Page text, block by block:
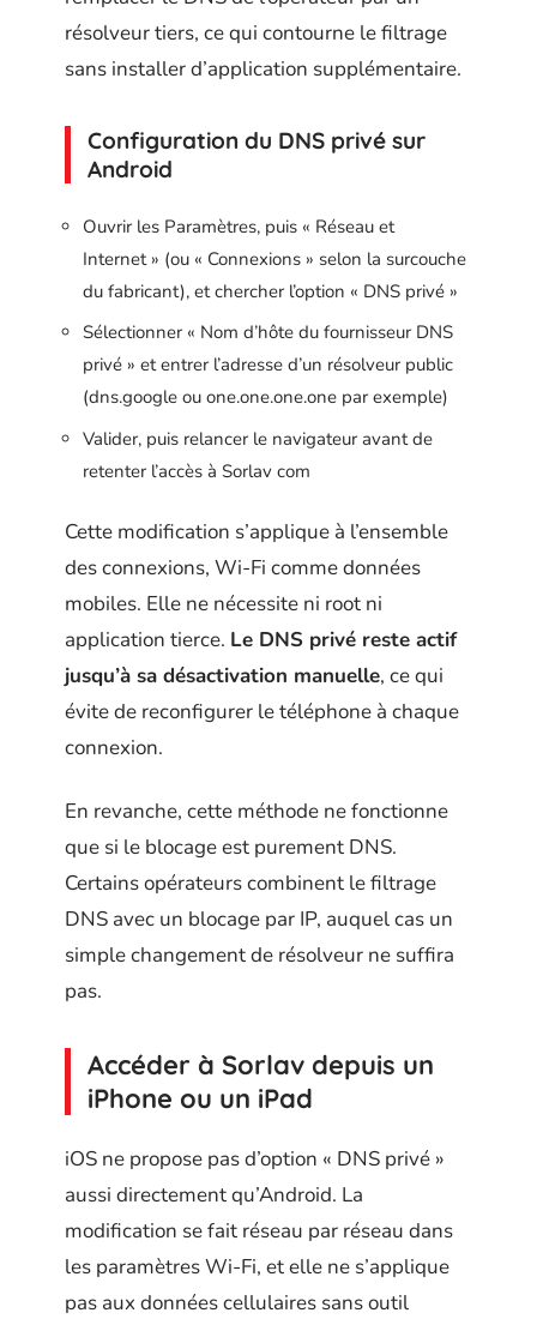
résolveur tiers, ce qui contourne le filtrage
sans installer d’application supplémentaire.
Configuration du DNS privé sur
Android
Ouvrir les Paramètres, puis « Réseau et
Internet » (ou « Connexions » selon la surcouche
du fabricant), et chercher l’option « DNS privé »
Sélectionner « Nom d’hôte du fournisseur DNS
privé » et entrer l’adresse d’un résolveur public
(dns.google ou one.one.one.one par exemple)
Valider, puis relancer le navigateur avant de
retenter l’accès à Sorlav com
Cette modification s’applique à l’ensemble
des connexions, Wi-Fi comme données
mobiles. Elle ne nécessite ni root ni
application tierce. Le DNS privé reste actif
jusqu’à sa désactivation manuelle, ce qui
évite de reconfigurer le téléphone à chaque
connexion.
En revanche, cette méthode ne fonctionne
que si le blocage est purement DNS.
Certains opérateurs combinent le filtrage
DNS avec un blocage par IP, auquel cas un
simple changement de résolveur ne suffira
pas.
Accéder à Sorlav depuis un
iPhone ou un iPad
iOS ne propose pas d’option « DNS privé »
aussi directement qu’Android. La
modification se fait réseau par réseau dans
les paramètres Wi-Fi, et elle ne s’applique
pas aux données cellulaires sans outil